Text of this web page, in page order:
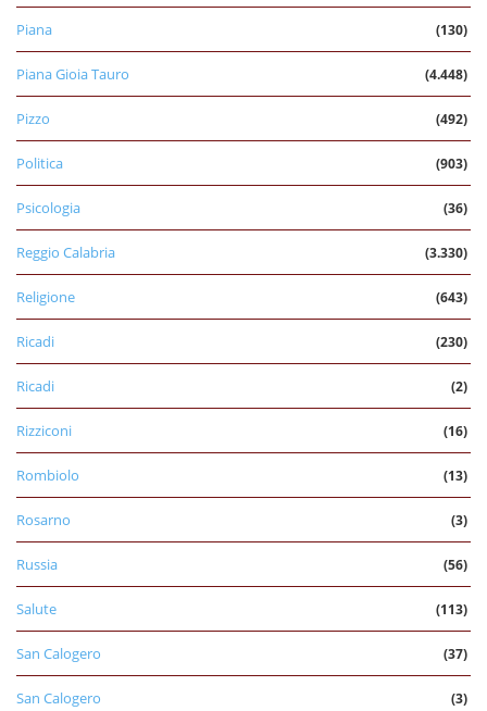
Piana (130)
Piana Gioia Tauro (4.448)
Pizzo (492)
Politica (903)
Psicologia (36)
Reggio Calabria (3.330)
Religione (643)
Ricadi (230)
Ricadi (2)
Rizziconi (16)
Rombiolo (13)
Rosarno (3)
Russia (56)
Salute (113)
San Calogero (37)
San Calogero (3)